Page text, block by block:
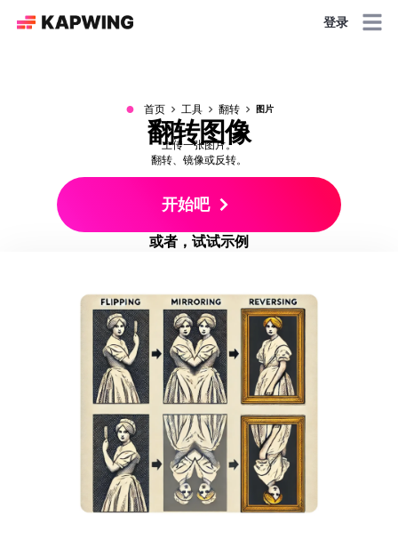
登录
● 首页 工具 翻转 图片
翻转图像
上传一张图片。
翻转、镜像或反转。
开始吧
或者，试试示例